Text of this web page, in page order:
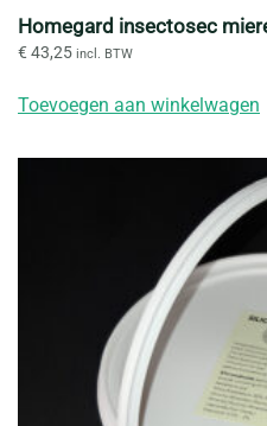
Homegard insectosec
€ 43,25 incl. BTW
Toevoegen aan winkelwagen